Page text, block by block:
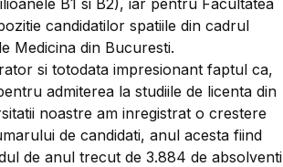
B1 si B2), iar pentru Facultatea
candidatilor spatiile din cadrul
Medicina din Bucuresti.
si totodata impresionant faptul ca,
admiterea la studiile de licenta din
noastre am inregistrat o crestere
de candidati, anul acesta fiind
de anul trecut de 3.884 de absolventi